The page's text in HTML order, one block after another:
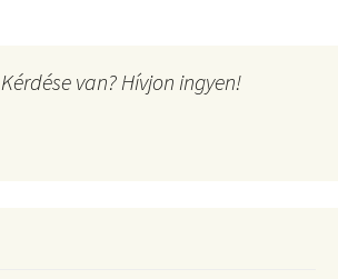
Kérdése van? Hívjon ingyen!